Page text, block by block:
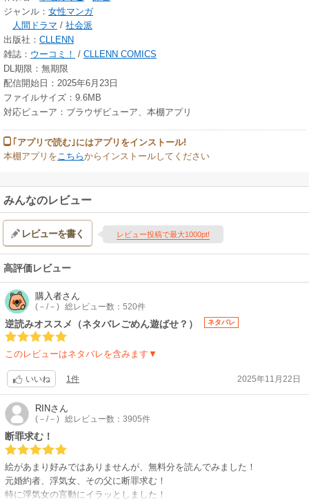
ジャンル： 女性マンガ
人間ドラマ / 社会派
出版社： CLLENN
雑誌： ウーコミ！ / CLLENN COMICS
DL期限：無期限
配信開始日：2025年6月23日
ファイルサイズ：9.6MB
対応ビューア：ブラウザビューア、本棚アプリ
｢アプリで読む｣にはアプリをインストール!
本棚アプリを こちらからインストールしてください
みんなのレビュー
レビューを書く レビュー投稿で最大1000pt!
高評価レビュー
購入者さん
(－/－) 総レビュー数：520件
逆読みオススメ（ネタバレごめん遊ばせ？） ネタバレ
このレビューはネタバレを含みます▼
いいね 1件 2025年11月22日
RINさん
(－/－) 総レビュー数：3905件
断罪求む！
絵があまり好みではありませんが、無料分を読んでみました！
元婚約者、浮気女、その父に断罪求む！
特に浮気女の言動にイラッとしました！